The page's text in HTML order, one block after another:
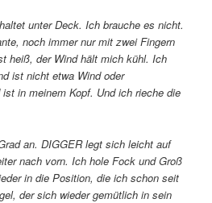
unter Deck. Ich brauche es nicht.
noch immer nur mit zwei Fingern
heiß, der Wind hält mich kühl. Ich
ist nicht etwa Wind oder
ist in meinem Kopf. Und ich rieche die
an. DIGGER legt sich leicht auf
nach vorn. Ich hole Fock und Groß
in die Position, die ich schon seit
der sich wieder gemütlich in sein